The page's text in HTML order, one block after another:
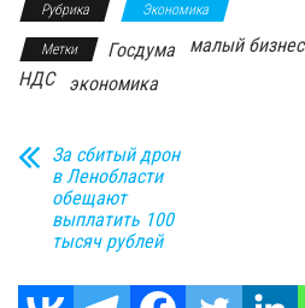
Рубрика Экономика
Метки Госдума малый бизнес
НДС
экономика
За сбитый дрон
в Ленобласти
обещают
выплатить 100
тысяч рублей